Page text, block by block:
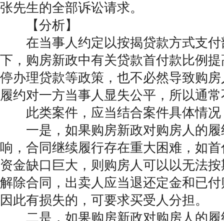
张先生的全部诉讼请求。
【分析】
在当事人约定以按揭贷款方式支付
下，购房新政中有关贷款首付款比例
停办理贷款等政策，也不必然导致购
履约对一方当事人显失公平，所以通
此类案件，应当结合案件具体情况
一是，如果购房新政对购房人的履
响，合同继续履行存在重大困难，如
资金缺口巨大，则购房人可以以无法
解除合同，出卖人应当退还定金和已
因此有损失的，可要求买受人分担。
二是，如果购房新政对购房人的履